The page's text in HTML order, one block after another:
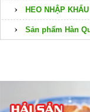
HEO NHẬP KHẨU
Sản phẩm Hàn